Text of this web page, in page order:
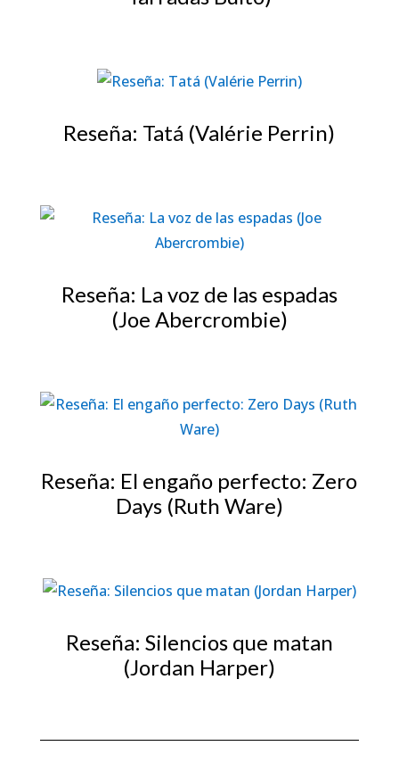
Reseña: Tatá (Valérie Perrin)
Reseña: La voz de las espadas
(Joe Abercrombie)
Reseña: El engaño perfecto: Zero
Days (Ruth Ware)
Reseña: Silencios que matan
(Jordan Harper)